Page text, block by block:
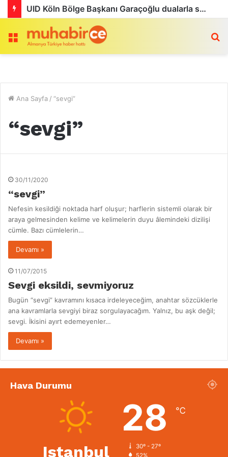
UID Köln Bölge Başkanı Garaçoğlu dualarla son yolculuğuna uğurlandı
Menü
Ana Sayfa / “sevgi”
“sevgi”
30/11/2020
“sevgi”
Nefesin kesildiği noktada harf oluşur; harflerin sistemli olarak bir
araya gelmesinden kelime ve kelimelerin duyu âlemindeki dizilişi
cümle. Bazı cümlelerin…
Devamı »
11/07/2015
Sevgi eksildi, sevmiyoruz
Bugün “sevgi” kavramını kısaca irdeleyeceğim, anahtar sözcüklerle
ana kavramlarla sevgiyi biraz sorgulayacağım. Yalnız, bu aşk değil;
sevgi. İkisini ayırt edemeyenler…
Devamı »
Hava Durumu
Istanbul
28 ℃
30º - 27º
52%